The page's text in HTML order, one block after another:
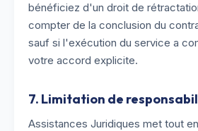
bénéficiez d'un droit de
compter de la conclusion du
sauf si l'exécution du service a
votre accord explicite.
7. Limitation de
Assistances Juridiques met tout